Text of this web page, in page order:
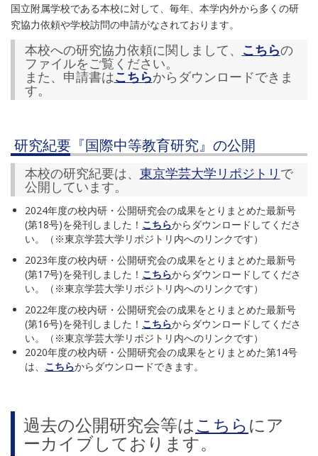
国立附属学校である本校に対して、毎年、本学内外から多くの研
究協力依頼や学校訪問の申請がなされております。
本校への研究協力依頼に関しまして、 こちらの
ファイルをご覧ください。
また、申請書はこちらからダウンロードできま
す。
研究紀要『国際中等教育研究』の公開
本校の研究紀要は、 東京学芸大学リポジトリ で
公開しています。
2024年度の校内研・公開研究会の成果をとりまとめた最新号
(第18号)を発刊しました！ こちらからダウンロードしてくださ
い。（※東京学芸大学リポジトリ内へのリンクです）
2023年度の校内研・公開研究会の成果をとりまとめた最新号
(第17号)を発刊しました！ こちらからダウンロードしてくださ
い。（※東京学芸大学リポジトリ内へのリンクです）
2022年度の校内研・公開研究会の成果をとりまとめた最新号
(第16号)を発刊しました！ こちらからダウンロードしてくださ
い。（※東京学芸大学リポジトリ内へのリンクです）
2020年度の校内研・公開研究会の成果をとりまとめた第14号
は、 こちらからダウンロードできます。
過去の公開研究会等はこちらにア
ーカイブしております。